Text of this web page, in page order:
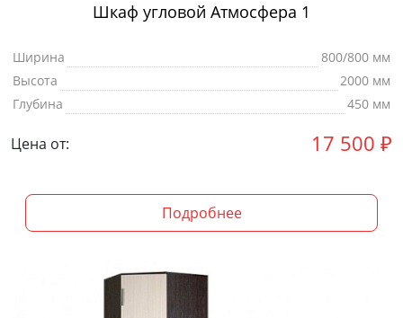
Шкаф угловой Атмосфера 1
Ширина
800/800 мм
Высота
2000 мм
Глубина
450 мм
Цена от: 17 500 ₽
Подробнее